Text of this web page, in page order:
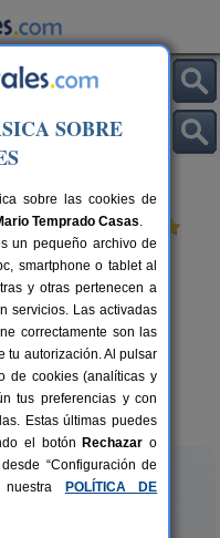
22 pers.
desde40 €
SOBRE
sobre las cookies de
Temprado Casas.
un pequeño archivo de
smartphone o tablet al
y otras pertenecen a
servicios. Las activadas
correctamente son las
tu autorización. Al pulsar
de cookies (analíticas y
tus preferencias y con
Estas últimas puedes
el botón Rechazar o
“Configuración de
nuestra
POLÍTICA DE